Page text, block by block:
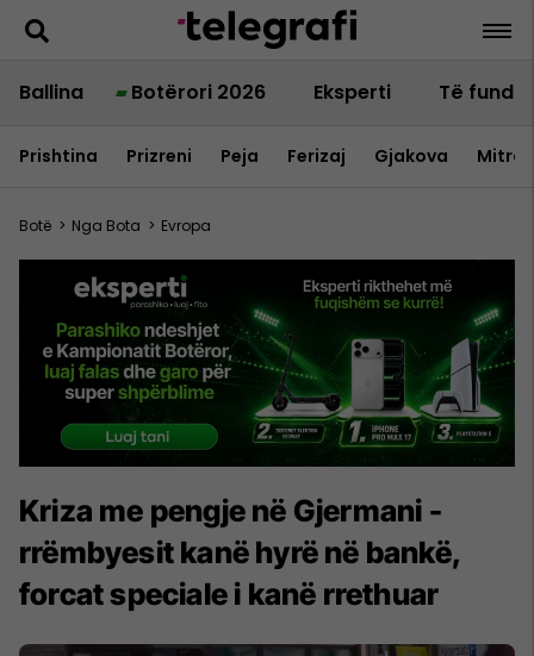
Ballina Botërori 2026 Eksperti Të fundit
Prishtina Prizreni Peja Ferizaj Gjakova
Botë > Nga Bota > Evropa
Kriza me pengje në Gjermani -
rrëmbyesit kanë hyrë në bankë,
forcat speciale i kanë rrethuar